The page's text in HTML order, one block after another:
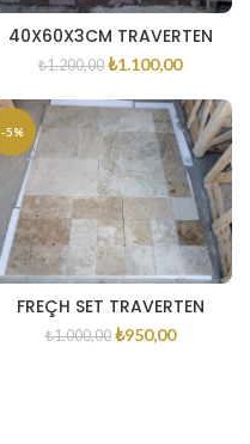
40X60X3CM TRAVERTEN
₺1.200,00 ₺1.100,00
-5%
FREÇH SET TRAVERTEN
₺1.000,00 ₺950,00